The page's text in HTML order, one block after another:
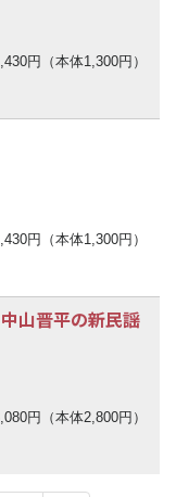
円（本体1,300円）
円（本体1,300円）
山晋平の新民謡
円（本体2,800円）